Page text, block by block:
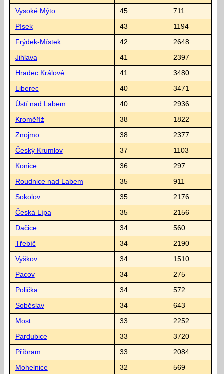
Vysoké Mýto 45 711
Písek 43 1194
Frýdek-Místek 42 2648
Jihlava 41 2397
Hradec Králové 41 3480
Liberec 40 3471
Ústí nad Labem 40 2936
Kroměříž 38 1822
Znojmo 38 2377
Český Krumlov 37 1103
Konice 36 297
Roudnice nad Labem 35 911
Sokolov 35 2176
Česká Lípa 35 2156
Dačice 34 560
Třebíč 34 2190
Vyškov 34 1510
Pacov 34 275
Polička 34 572
Soběslav 34 643
Most 33 2252
Pardubice 33 3720
Příbram 33 2084
Mohelnice 32 569